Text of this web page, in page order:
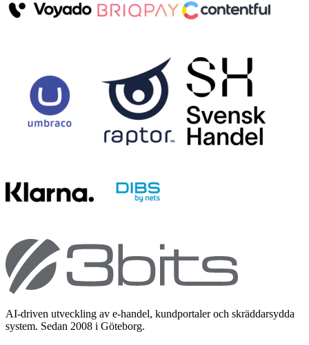
AI-driven utveckling av e-handel, kundportaler och skräddarsydda
system. Sedan 2008 i Göteborg.